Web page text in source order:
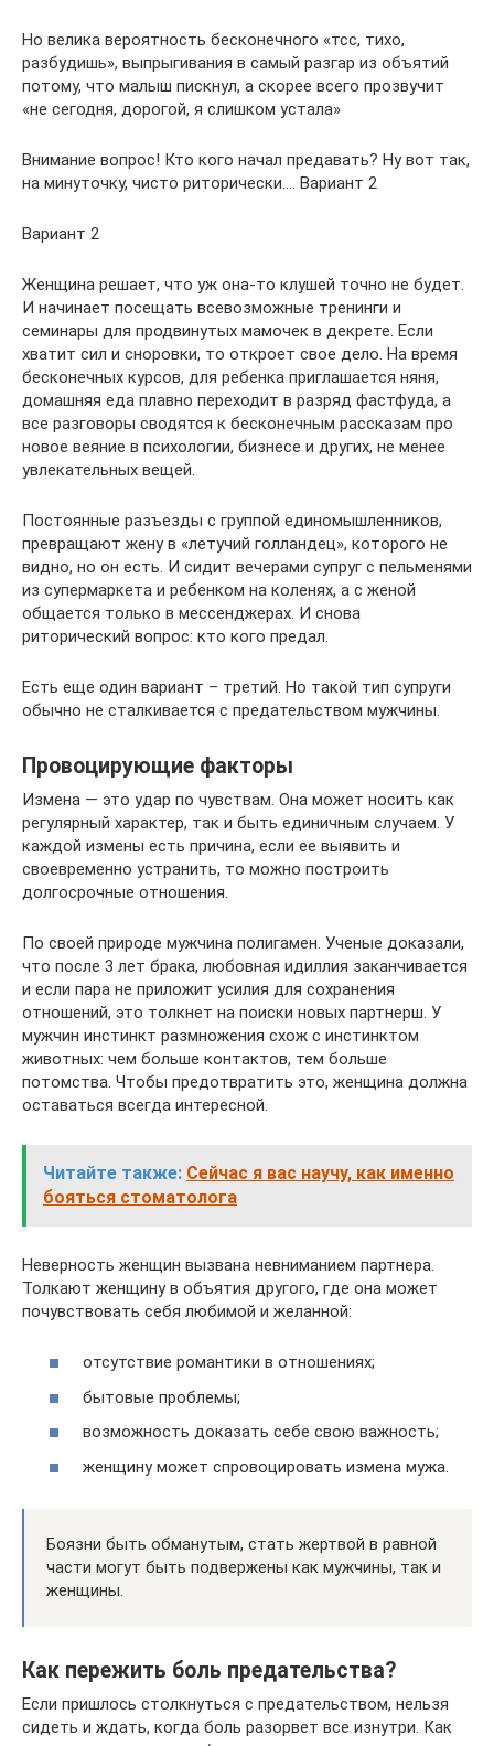
Но велика вероятность бесконечного «тсс, тихо,
разбудишь», выпрыгивания в самый разгар из объятий
потому, что малыш пискнул, а скорее всего прозвучит
«не сегодня, дорогой, я слишком устала»
Внимание вопрос! Кто кого начал предавать? Ну вот так,
на минуточку, чисто риторически…. Вариант 2
Вариант 2
Женщина решает, что уж она-то клушей точно не будет.
И начинает посещать всевозможные тренинги и
семинары для продвинутых мамочек в декрете. Если
хватит сил и сноровки, то откроет свое дело. На время
бесконечных курсов, для ребенка приглашается няня,
домашняя еда плавно переходит в разряд фастфуда, а
все разговоры сводятся к бесконечным рассказам про
новое веяние в психологии, бизнесе и других, не менее
увлекательных вещей.
Постоянные разъезды с группой единомышленников,
превращают жену в «летучий голландец», которого не
видно, но он есть. И сидит вечерами супруг с пельменями
из супермаркета и ребенком на коленях, а с женой
общается только в мессенджерах. И снова
риторический вопрос: кто кого предал.
Есть еще один вариант – третий. Но такой тип супруги
обычно не сталкивается с предательством мужчины.
Провоцирующие факторы
Измена — это удар по чувствам. Она может носить как
регулярный характер, так и быть единичным случаем. У
каждой измены есть причина, если ее выявить и
своевременно устранить, то можно построить
долгосрочные отношения.
По своей природе мужчина полигамен. Ученые доказали,
что после 3 лет брака, любовная идиллия заканчивается
и если пара не приложит усилия для сохранения
отношений, это толкнет на поиски новых партнерш. У
мужчин инстинкт размножения схож с инстинктом
животных: чем больше контактов, тем больше
потомства. Чтобы предотвратить это, женщина должна
оставаться всегда интересной.
Читайте также: Сейчас я вас научу, как именно
бояться стоматолога
Неверность женщин вызвана невниманием партнера.
Толкают женщину в объятия другого, где она может
почувствовать себя любимой и желанной:
отсутствие романтики в отношениях;
бытовые проблемы;
возможность доказать себе свою важность;
женщину может спровоцировать измена мужа.
Боязни быть обманутым, стать жертвой в равной
части могут быть подвержены как мужчины, так и
женщины.
Как пережить боль предательства?
Если пришлось столкнуться с предательством, нельзя
сидеть и ждать, когда боль разорвет все изнутри. Как